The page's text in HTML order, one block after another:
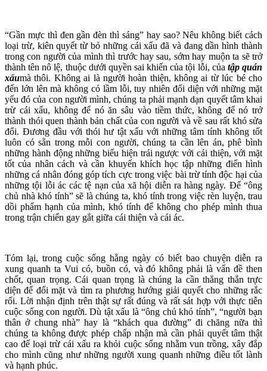
“Gần mực thì đen gần đèn thì sáng” hay sao? Nêu không biết cách
loại trừ, kiên quyết từ bỏ những cái xấu đã và đang dần hình thành
trong con người của mình thì trước hay sau, sớm hay muộn ta sẽ trở
thành tên nô lệ, thuộc dưới quyền sai khiến của tội lỗi, của tập quán
xấumà thôi. Không ai là người hoàn thiện, không ai từ lúc bé cho
đến lớn lên mà không có lầm lỗi, tuy nhiên đối diện với những mặt
yếu đó của con người mình, chúng ta phải mạnh dạn quyết tâm khai
trừ cái xấu, không để nó ăn sâu vào tiềm thức, không để nó trở
thành thói quen thành bản chất của con người và về sau rất khó sửa
đổi. Đương đầu với thói hư tật xấu với những tâm tính không tốt
luôn có sẵn trong mỗi con người, chúng ta cần lên án, phê bình
những hành động những biểu hiện trái ngược với cái thiện, với mặt
tốt của nhân cách và cần khuyến khích học tập những điển hình
những cá nhân đóng góp tích cực trong việc bài trừ tính độc hại của
những tội lỗi ác các tệ nạn của xã hội diễn ra hàng ngày. Để “ông
chủ nhà khó tính” sẽ là chúng ta, khó tính trong việc rèn luyện, trau
dồi phẩm hạnh của mình, khó tính để không cho phép mình thua
trong trận chiến gay gắt giữa cái thiện và cái ác.
Tóm lại, trong cuộc sống hằng ngày có biết bao chuyện diễn ra
xung quanh ta Vui có, buồn có, và đó không phải là vấn đề then
chốt, quan trọng. Cái quan trọng là chúng la cần thẳng thắn trực
diện để đối mặt và tìm ra phương hướng giải quyết cho những rắc
rối. Lời nhận định trên thật sự rất đúng và rất sát hợp với thực tiễn
cuộc sống con người. Dù tật xấu là “ông chủ khó tính”, “người bạn
thân ở chung nhà” hay là “khách qua đường” đi chăng nữa thì
chúng ta không được phép chấp nhận mà cần phải quyết tâm thật
cao để loại trừ cái xấu ra khỏi cuộc sống nhằm vun trồng, xây đắp
cho mình cũng như những người xung quanh những điều tốt lành
và hạnh phúc.